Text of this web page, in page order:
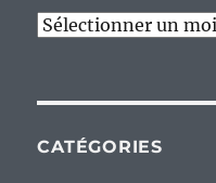
Archives
CATÉGORIES